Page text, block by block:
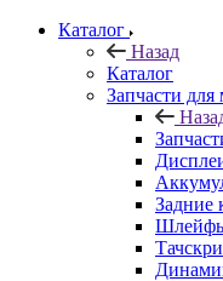
Каталог
Назад
Каталог
Запчасти
Задние